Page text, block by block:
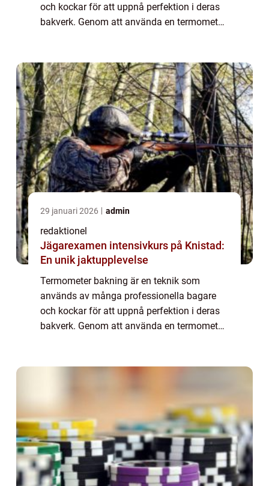
och kockar för att uppnå perfektion i deras
bakverk. Genom att använda en termometer
möjl...
29 januari 2026 admin
redaktionel
Jägarexamen intensivkurs på Knistad:
En unik jaktupplevelse
Termometer bakning är en teknik som
används av många professionella bagare
och kockar för att uppnå perfektion i deras
bakverk. Genom att använda en termometer